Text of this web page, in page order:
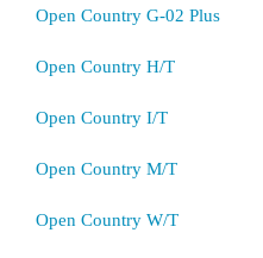
Open Country G-02 Plus
Open Country H/T
Open Country I/T
Open Country M/T
Open Country W/T